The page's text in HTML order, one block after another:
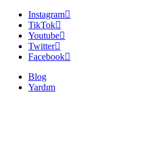
Instagram
TikTok
Youtube
Twitter
Facebook
Blog
Yardım